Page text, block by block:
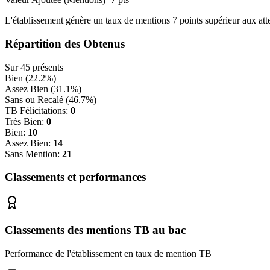
L'établissement génère un taux de mentions 7 points supérieuraux
Répartition des Obtenus
Sur45 présents
Bien (22.2%)
Assez Bien (31.1%)
Sans ou Recalé (46.7%)
TB Félicitations: 0
Très Bien: 0
Bien: 10
Assez Bien: 14
Sans Mention: 21
Classements et performances
Classements des mentions TB au bac
Performance de l'établissement en taux de mention TB